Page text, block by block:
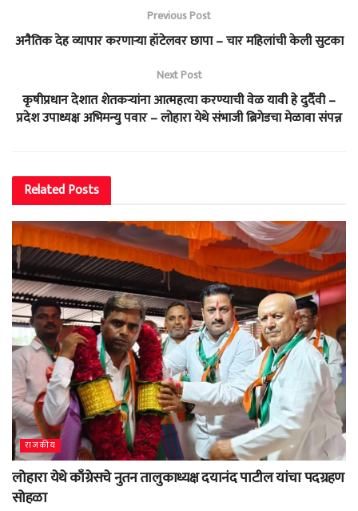
Previous Post
अनैतिक देह व्यापार करणाऱ्या हॉटेलवर छापा – चार महिलांची केली सुटका
Next Post
कृषीप्रधान देशात शेतकऱ्यांना आत्महत्या करण्याची वेळ यावी हे दुर्दैवी –
प्रदेश उपाध्यक्ष अभिमन्यु पवार – लोहारा येथे संभाजी ब्रिगेडचा मेळावा संपन्न
RelatedPosts
राजकीय
लोहारा येथे काँग्रेसचे नुतन तालुकाध्यक्ष दयानंद पाटील यांचा पदग्रहण
सोहळा